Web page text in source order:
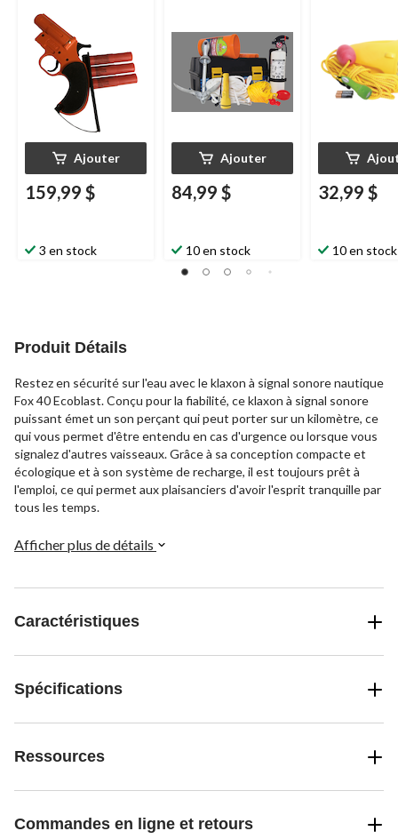
Twin Star, lanceur et
3 fusées
Ajouter
159,99 $
3 en stock
Ajouter
84,99 $
10 en stock
32,99 $
10 en stock
Produit Détails
Restez en sécurité sur l'eau avec le klaxon à signal sonore nautique
Fox 40 Ecoblast. Conçu pour la fiabilité, ce klaxon à signal sonore
puissant émet un son perçant qui peut porter sur un kilomètre, ce
qui vous permet d'être entendu en cas d'urgence ou lorsque vous
signalez d'autres vaisseaux. Grâce à sa conception compacte et
écologique et à son système de recharge, il est toujours prêt à
l'emploi, ce qui permet aux plaisanciers d'avoir l'esprit tranquille par
tous les temps.
Afficher plus de détails
Caractéristiques
Spécifications
Ressources
Commandes en ligne et retours